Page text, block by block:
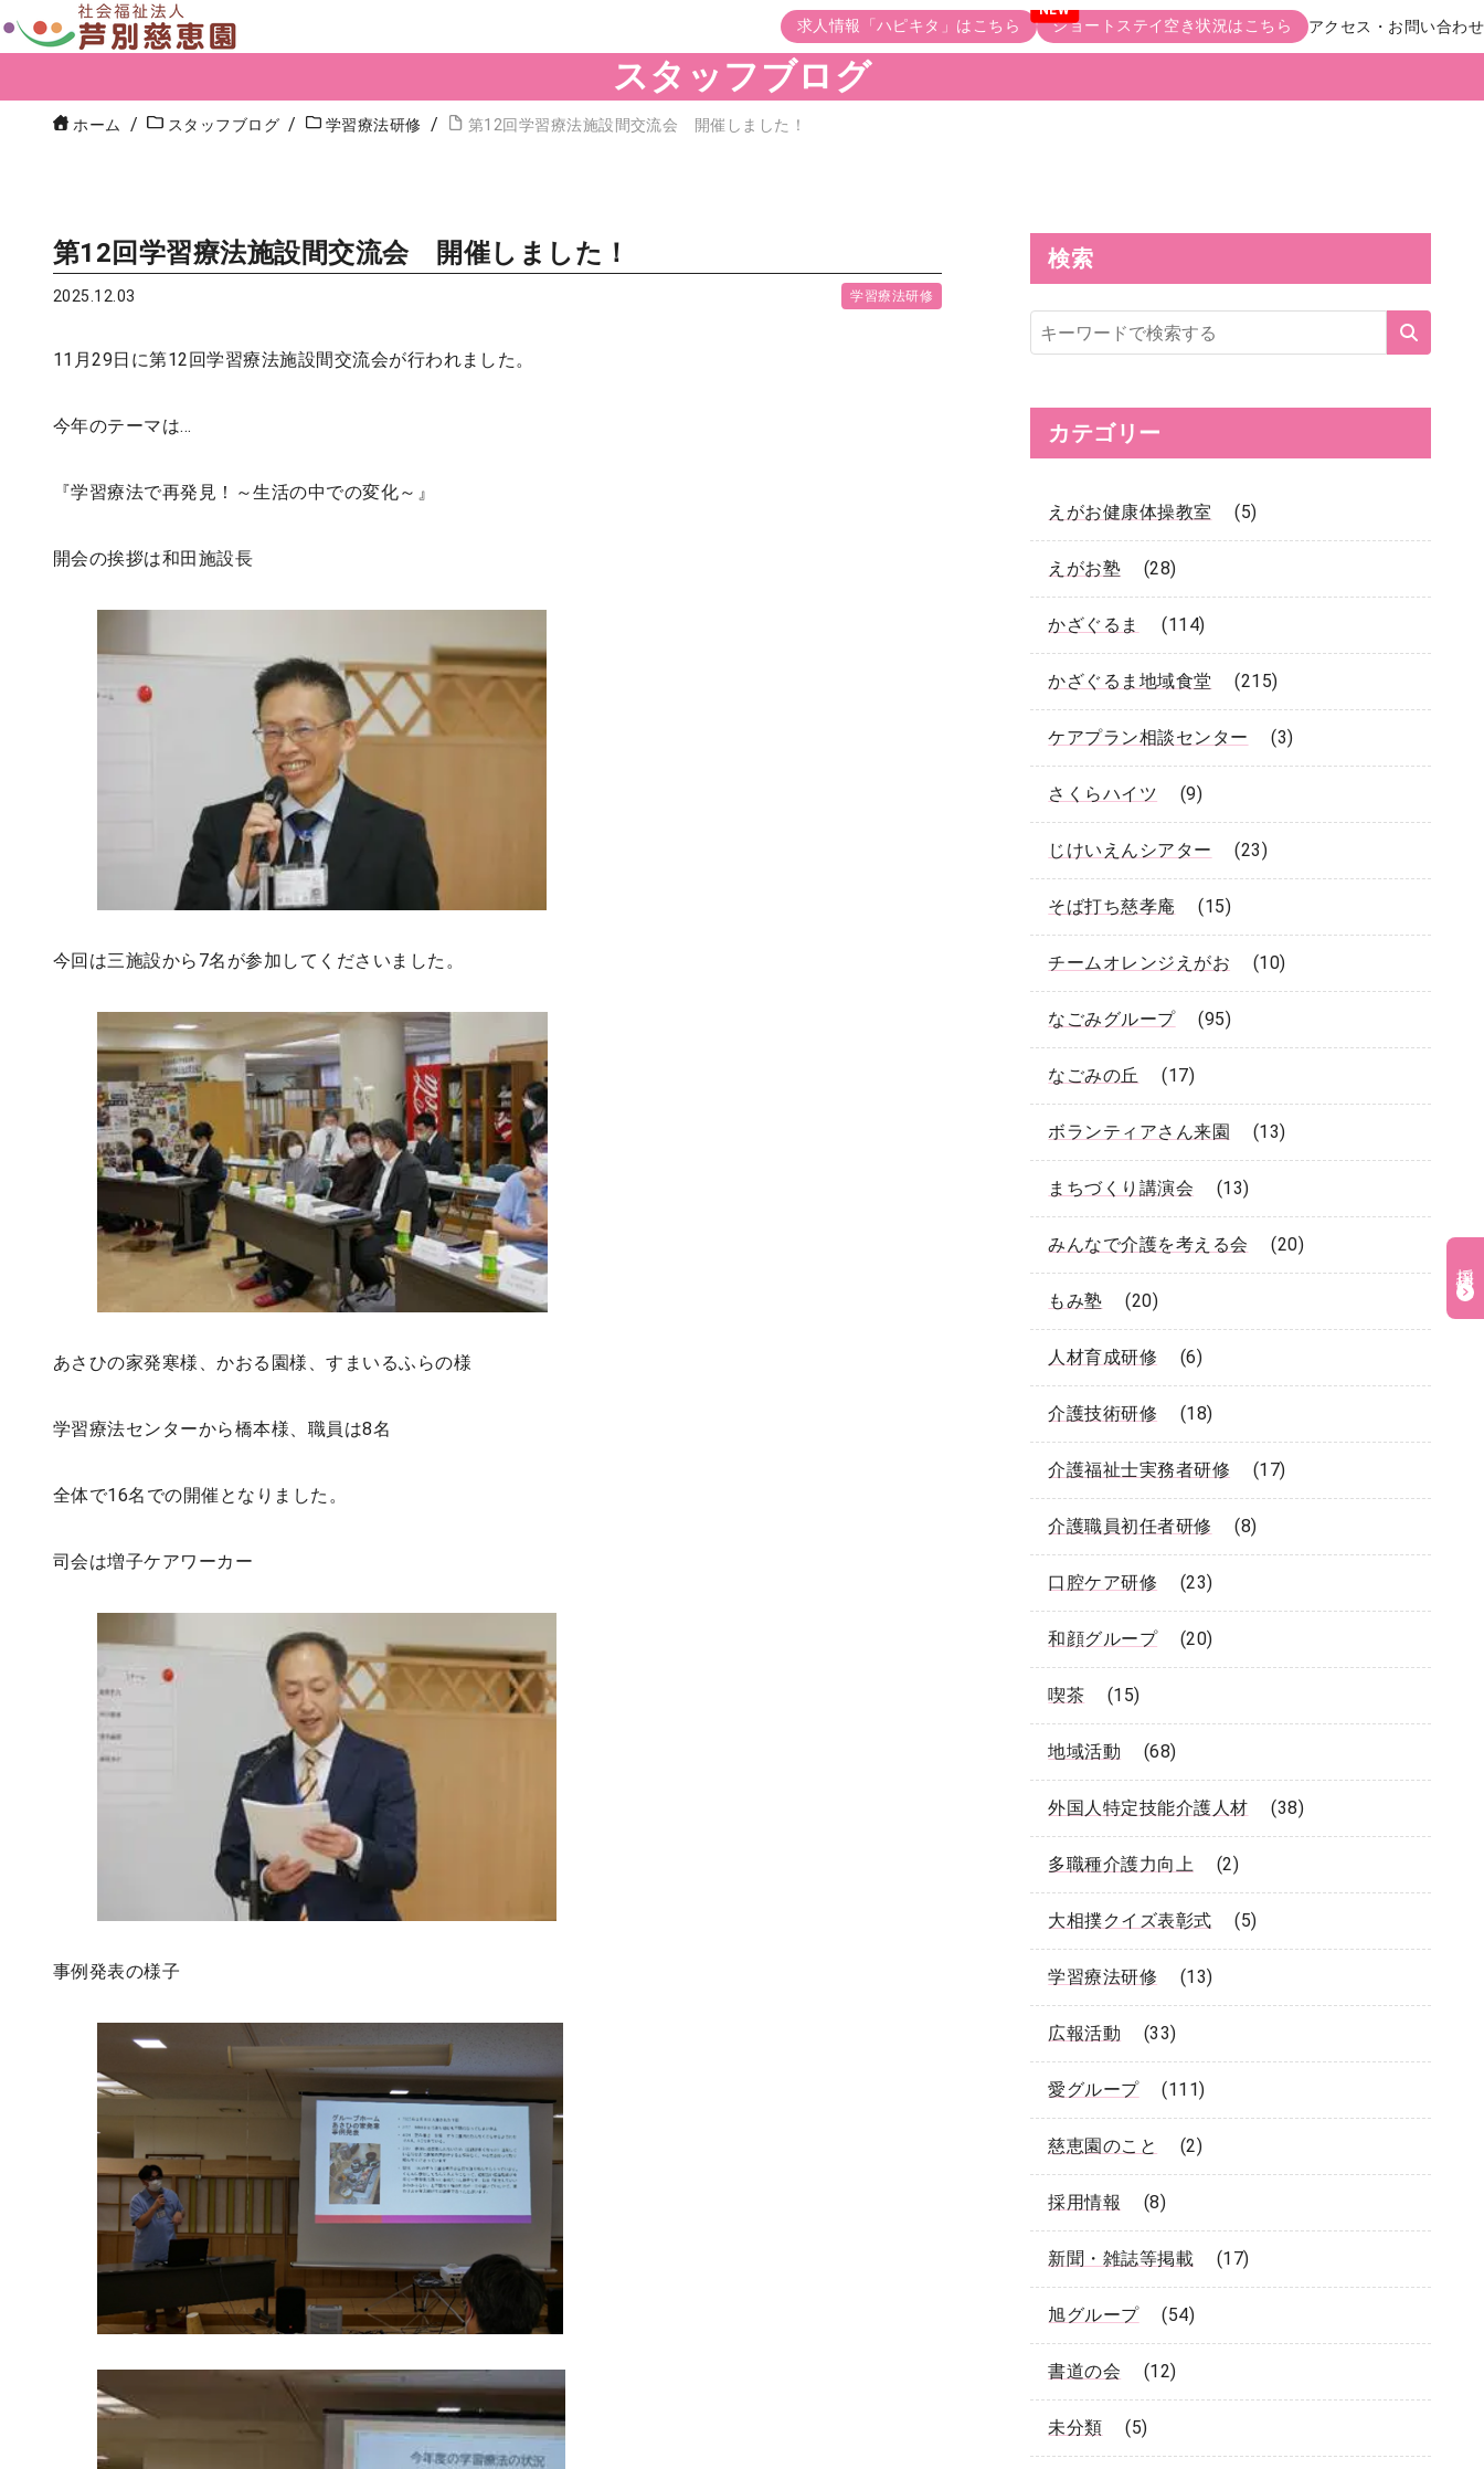
求人情報「ハピキタ」はこちら ショートステイ空き状況はこちら アクセス・お問い合わせ
スタッフブログ
ホーム スタッフブログ 学習療法研修 第12回学習療法施設間交流会 開催しました！
第12回学習療法施設間交流会 開催しました！
2025.12.03 学習療法研修
11月29日に第12回学習療法施設間交流会が行われました。
今年のテーマは…
『学習療法で再発見！～生活の中での変化～』
開会の挨拶は和田施設長
今回は三施設から7名が参加してくださいました。
あさひの家発寒様、かおる園様、すまいるふらの様
学習療法センターから橋本様、職員は8名
全体で16名での開催となりました。
司会は増子ケアワーカー
事例発表の様子
検索
サ
イ
ト
カテゴリー
えがお健康体操教室 (5)
えがお塾 (28)
かざぐるま (114)
かざぐるま地域食堂 (215)
ケアプラン相談センター (3)
さくらハイツ (9)
じけいえんシアター (23)
そば打ち慈孝庵 (15)
チームオレンジえがお (10)
なごみグループ (95)
なごみの丘 (17)
ボランティアさん来園 (13)
まちづくり講演会 (13)
みんなで介護を考える会 (20)
もみ塾 (20)
人材育成研修 (6)
介護技術研修 (18)
介護福祉士実務者研修 (17)
介護職員初任者研修 (8)
口腔ケア研修 (23)
和顔グループ (20)
喫茶 (15)
地域活動 (68)
外国人特定技能介護人材 (38)
多職種介護力向上 (2)
大相撲クイズ表彰式 (5)
学習療法研修 (13)
広報活動 (33)
愛グループ (111)
慈恵園のこと (2)
採用情報 (8)
新聞・雑誌等掲載 (17)
旭グループ (54)
書道の会 (12)
未分類 (5)